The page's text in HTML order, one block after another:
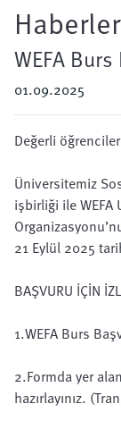
Haberler
WEFA
01.09.2025
Değerli
Üniversitemiz
işbirliği ile WEFA
21 Eylül 2025
BAŞVURU İÇİN
1.WEFA Burs
2.Formda yer
hazırlayınız.